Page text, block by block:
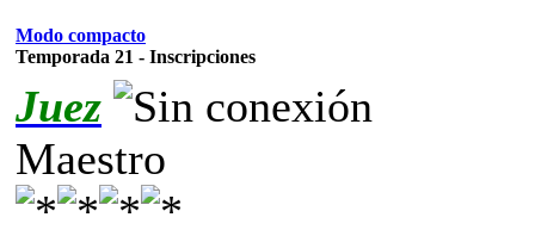
Modo compacto
Temporada 21 - Inscripciones
Juez
Maestro